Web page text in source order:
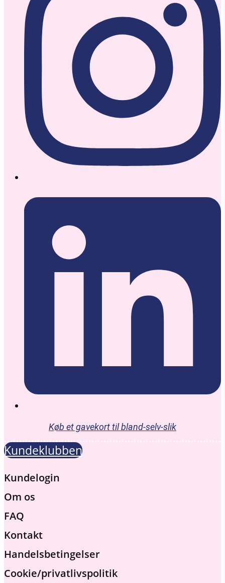
Køb et gavekort til bland-selv-slik
Kundeklubben
Kundelogin
Om os
FAQ
Kontakt
Handelsbetingelser
Cookie/privatlivspolitik